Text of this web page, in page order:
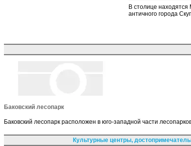
В столице
античного города
Баковский лесопарк
Баковский лесопарк расположен в юго-западной части
Культурные центры,